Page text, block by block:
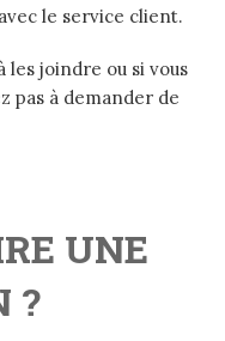
le service client.
les joindre ou si vous
pas à demander de
UNE
?